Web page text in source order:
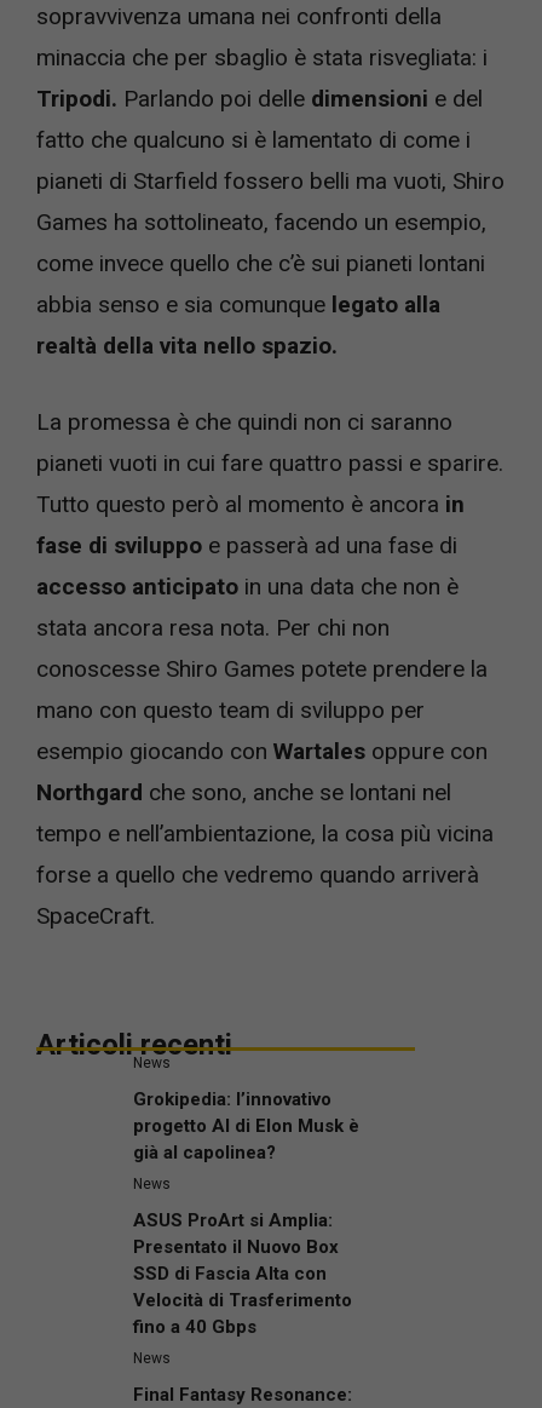
sopravvivenza umana nei confronti della
minaccia che per sbaglio è stata risvegliata: i
Tripodi. Parlando poi delle dimensioni e del
fatto che qualcuno si è lamentato di come i
pianeti di Starfield fossero belli ma vuoti, Shiro
Games ha sottolineato, facendo un esempio,
come invece quello che c’è sui pianeti lontani
abbia senso e sia comunque legato alla
realtà della vita nello spazio.
La promessa è che quindi non ci saranno
pianeti vuoti in cui fare quattro passi e sparire.
Tutto questo però al momento è ancora in
fase di sviluppo e passerà ad una fase di
accesso anticipato in una data che non è
stata ancora resa nota. Per chi non
conoscesse Shiro Games potete prendere la
mano con questo team di sviluppo per
esempio giocando con Wartales oppure con
Northgard che sono, anche se lontani nel
tempo e nell’ambientazione, la cosa più vicina
forse a quello che vedremo quando arriverà
SpaceCraft.
Articoli recenti
News
Grokipedia: l’innovativo
progetto AI di Elon Musk è
già al capolinea?
News
ASUS ProArt si Amplia:
Presentato il Nuovo Box
SSD di Fascia Alta con
Velocità di Trasferimento
fino a 40 Gbps
News
Final Fantasy Resonance: